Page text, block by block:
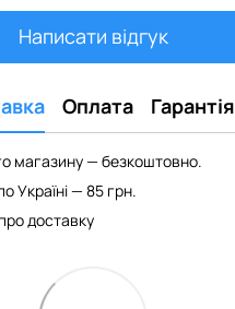
Написати відгук
Оплата Гарантія
магазину — безкоштовно.
Україні — 85 грн.
доставку